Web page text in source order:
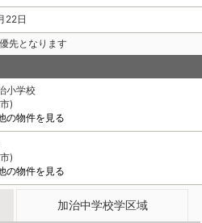
22日
先となります
小学校
)
の物件を見る
)
の物件を見る
加治中学校学区域